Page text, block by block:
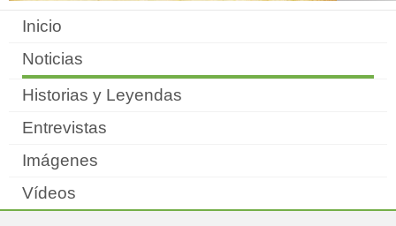
Inicio
Noticias
Historias y Leyendas
Entrevistas
Imágenes
Vídeos